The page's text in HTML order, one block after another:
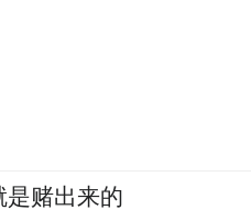
是赌出来的